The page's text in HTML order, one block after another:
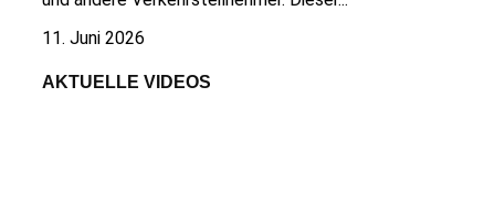
11. Juni 2026
AKTUELLE VIDEOS